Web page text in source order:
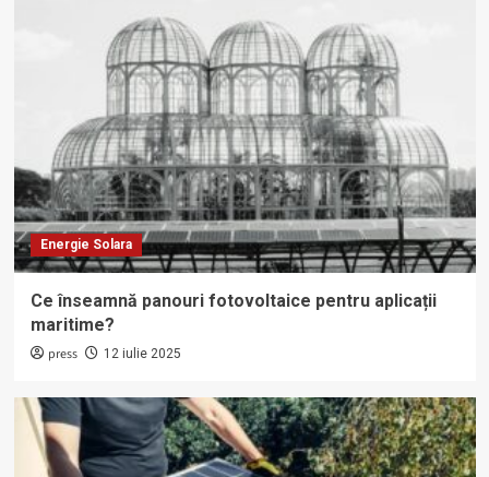
Energie Solara
Ce înseamnă panouri fotovoltaice pentru aplicații
maritime?
press 12 iulie 2025